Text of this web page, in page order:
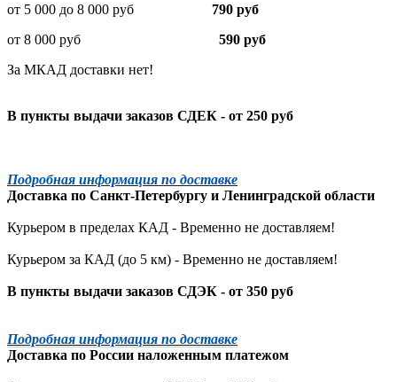
от 5 000 до 8 000 руб 790 руб
от 8 000 руб 590 руб
За МКАД доставки нет!
В пункты выдачи заказов СДЕК - от 250 руб
Подробная информация по доставке
Доставка по Санкт-Петербургу и Ленинградской области
Курьером в пределах КАД - Временно не доставляем!
Курьером за КАД (до 5 км) - Временно не доставляем!
В пункты выдачи заказов СДЭК - от 350 руб
Подробная информация по доставке
Доставка по России наложенным платежом